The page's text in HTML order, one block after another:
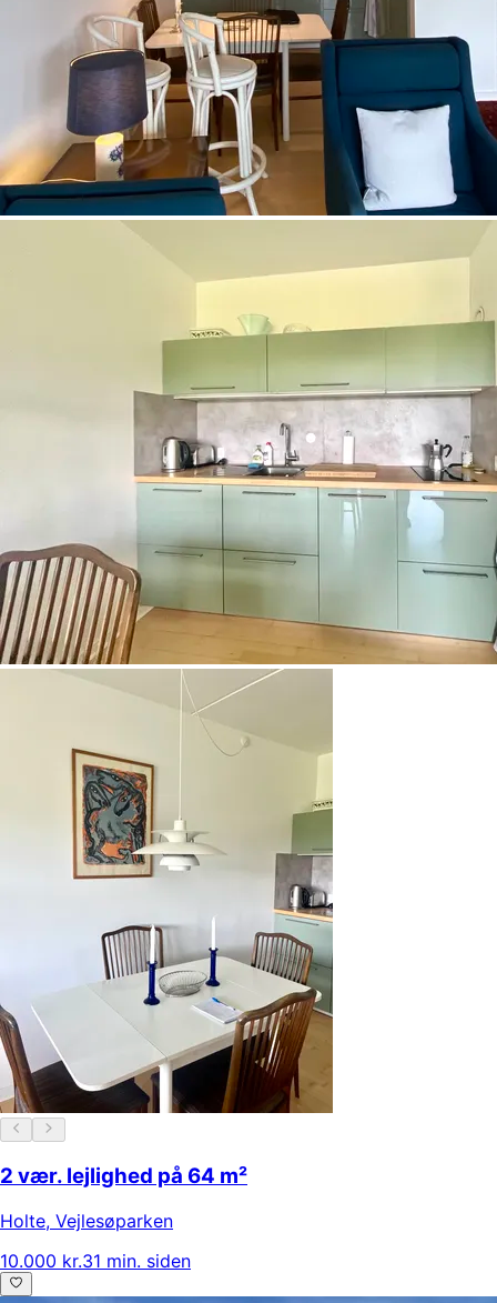
2 vær. lejlighed på 64 m²
Holte, Vejlesøparken
10.000 kr.31 min. siden